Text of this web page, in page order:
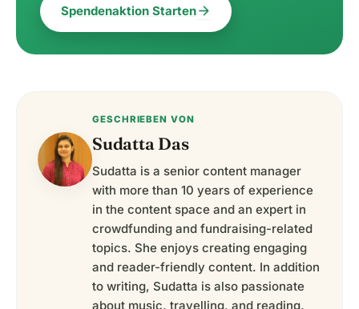
Spendenaktion Startenarrow_forward
GESCHRIEBEN VON
Sudatta Das
Sudatta is a senior content manager
with more than 10 years of experience
in the content space and an expert in
crowdfunding and fundraising-related
topics. She enjoys creating engaging
and reader-friendly content. In addition
to writing, Sudatta is also passionate
about music, travelling, and reading.